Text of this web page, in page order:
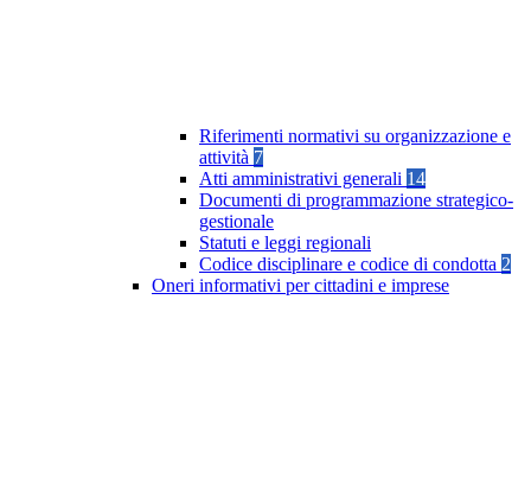
Riferimenti normativi su organizzazione e
attività 7
Atti amministrativi generali 14
Documenti di programmazione strategico-
gestionale
Statuti e leggi regionali
Codice disciplinare e codice di condotta 2
Oneri informativi per cittadini e imprese